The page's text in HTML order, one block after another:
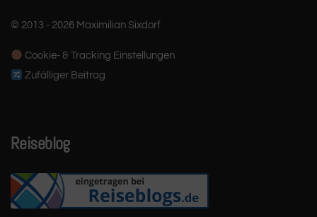
© 2013 - 2026 Maximilian Sixdorf
Cookie- & Tracking Einstellungen
Zufälliger Beitrag
Reiseblog